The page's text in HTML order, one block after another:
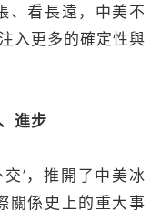
、看長遠，中美不
入更多的確定性與
進步
’，推開了中美冰
關係史上的重大事